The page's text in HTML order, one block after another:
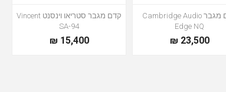
קדם מגבר Cambridge Audio
Edge NQ
23,500 ₪
קדם מגבר סטריאו וינסנט Vincent
SA-94
15,400 ₪